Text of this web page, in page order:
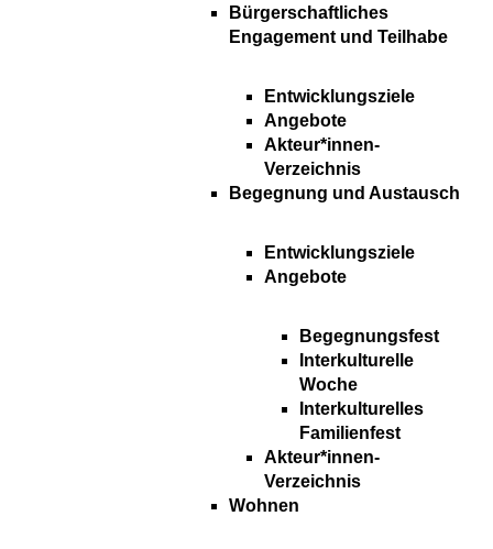
Bürgerschaftliches
Engagement und Teilhabe
Entwicklungsziele
Angebote
Akteur*innen-
Verzeichnis
Begegnung und Austausch
Entwicklungsziele
Angebote
Begegnungsfest
Interkulturelle
Woche
Interkulturelles
Familienfest
Akteur*innen-
Verzeichnis
Wohnen